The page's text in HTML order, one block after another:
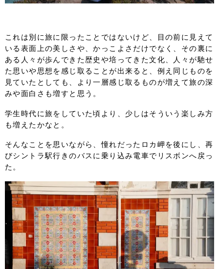
これは別に旅に限ったことではないけど、目の前に見えて
いる表面上の美しさや、かっこよさだけでなく、その裏に
ある人々が歩んできた歴史や培ってきた文化、人々が馳せ
た思いや思想を感じ取ることが出来ると、例え同じものを
見ていたとしても、より一層感じ取るものが増えて旅の深
みや面白さも増すと思う。
学生時代に旅をしていた頃より、少しはそういう楽しみ方
も増えたかなと。
そんなことを思いながら、憧れだったロカ岬を後にし、再
びシントラ駅行きのバスに乗り込み電車でリスボンへ戻っ
た。